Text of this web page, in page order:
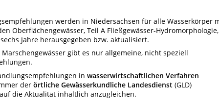
werden in Niedersachsen für alle Wasserkörper
Oberflächengewässer, Teil A Fließgewässer-Hydromorphologie,
Jahre herausgegeben bzw. aktualisiert.
gibt es nur allgemeine, nicht speziell
in wasserwirtschaftlichen Verfahren
der örtliche Gewässerkundliche Landesdienst (GLD)
die Aktualität inhaltlich anzugleichen.